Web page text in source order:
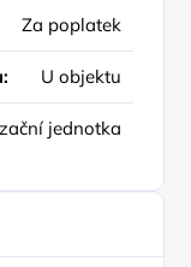
Za poplatek
U objektu
jednotka